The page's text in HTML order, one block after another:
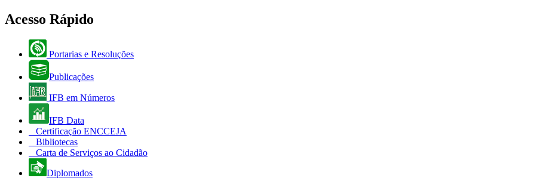
Acesso Rápido
Portarias e Resoluções
Publicações
IFB em Números
IFB Data
Certificação ENCCEJA
Bibliotecas
Carta de Serviços ao Cidadão
Diplomados